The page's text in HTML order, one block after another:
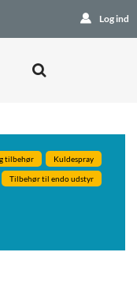
Log ind
tilbehør Kuldespray
Tilbehør til endo udstyr